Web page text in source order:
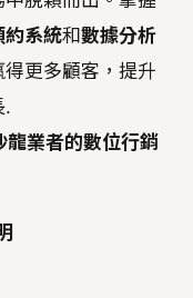
約系統和數據分析
更多顧客，提升
.
業者的數位行銷